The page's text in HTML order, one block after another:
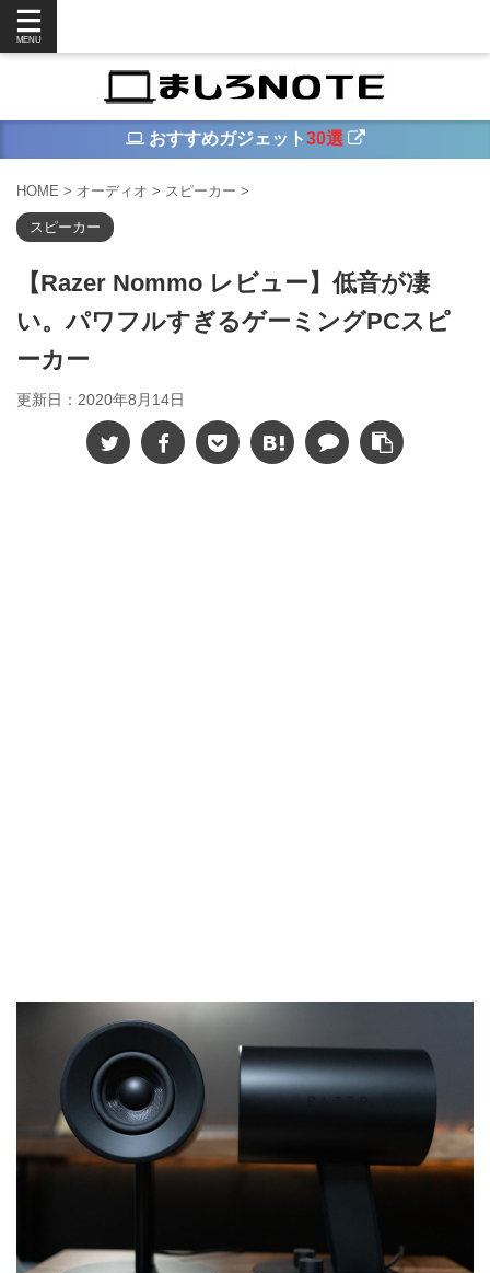
おすすめガジェット30選
HOME > オーディオ > スピーカー >
スピーカー
【Razer Nommo レビュー】低音が凄
い。パワフルすぎるゲーミングPCスピ
ーカー
更新日： 2020年8月14日